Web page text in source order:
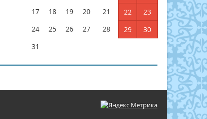
17
18 19 20 21 22
23
24
25 26 27 28 29
30
31